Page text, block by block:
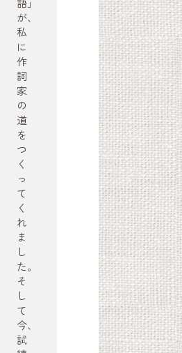
が、
私
に
作
詞
家
の
道
を
つ
く
っ
て
く
れ
ま
し
た。
そ
し
て
今、
試